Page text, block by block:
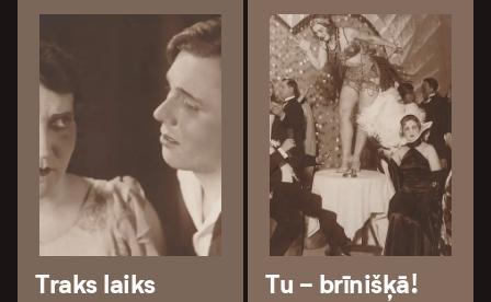
Traks laiks Tu - brīnišķā!